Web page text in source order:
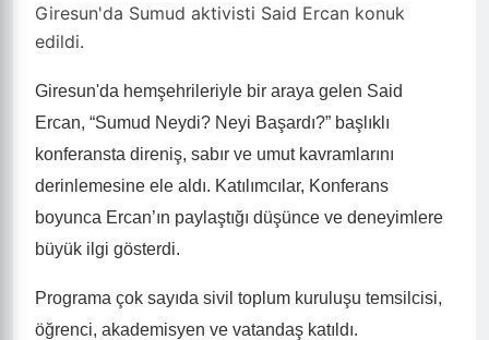
Giresun'da Sumud aktivisti Said Ercan konuk
edildi.
Giresun'da hemşehrileriyle bir araya gelen Said
Ercan, “Sumud Neydi? Neyi Başardı?” başlıklı
konferansta direniş, sabır ve umut kavramlarını
derinlemesine ele aldı. Katılımcılar, Konferans
boyunca Ercan’ın paylaştığı düşünce ve deneyimlere
büyük ilgi gösterdi.
Programa çok sayıda sivil toplum kuruluşu temsilcisi,
öğrenci, akademisyen ve vatandaş katıldı.